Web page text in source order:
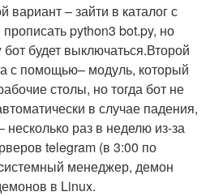
– зайти в каталог с
python3 bot.py, но
будет выключаться.Второй
с помощью– модуль, который
столы, но тогда бот не
в случае падения,
несколько раз в неделю из-за
telegram (в 3:00 по
менеджер, демон
в Linux.